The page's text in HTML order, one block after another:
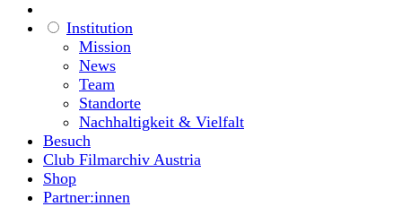
Institution
Mission
News
Team
Standorte
Nachhaltigkeit & Vielfalt
Besuch
Club Filmarchiv Austria
Shop
Partner:innen